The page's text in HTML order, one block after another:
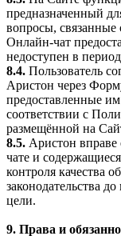
предназначенный
вопросы,
Онлайн-чат
недоступен в
8.4. Пользователь
Аристон через
предоставленные
соответствии с
размещённой на
8.5. Аристон
чате и
контроля качества
законодательства
цели.
9. Права и